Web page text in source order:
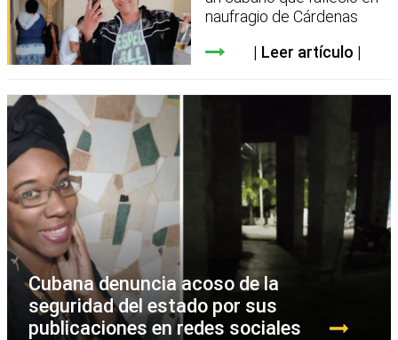
naufragio de Cárdenas
Leer artículo
Cubana denuncia acoso de la
seguridad del estado por sus
publicaciones en redes sociales